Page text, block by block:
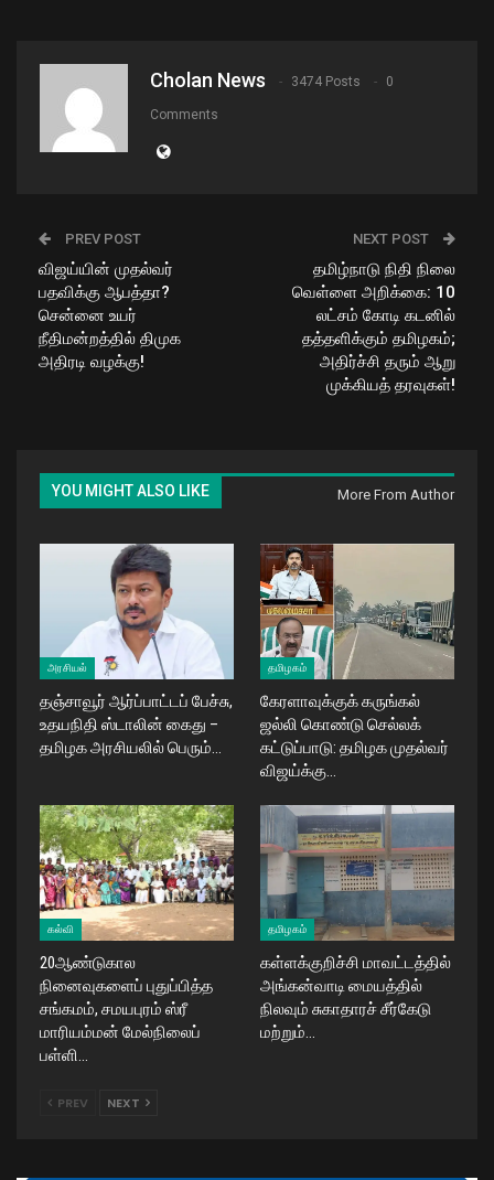
Cholan News 3474 Posts 0
Comments
PREV POST
விஜய்யின் முதல்வர்
பதவிக்கு ஆபத்தா?
சென்னை உயர்
நீதிமன்றத்தில் திமுக
அதிரடி வழக்கு!
NEXT POST
தமிழ்நாடு நிதி நிலை
வெள்ளை அறிக்கை: 10
லட்சம் கோடி கடனில்
தத்தளிக்கும் தமிழகம்;
அதிர்ச்சி தரும் ஆறு
முக்கியத் தரவுகள்!
YOU MIGHT ALSO LIKE More From Author
அரசியல்
தஞ்சாவூர் ஆர்ப்பாட்டப் பேச்சு,
உதயநிதி ஸ்டாலின் கைது –
தமிழக அரசியலில் பெரும்…
தமிழகம்
கேரளாவுக்குக் கருங்கல்
ஜல்லி கொண்டு செல்லக்
கட்டுப்பாடு: தமிழக முதல்வர்
விஜய்க்கு…
கல்வி
20ஆண்டுகால
நினைவுகளைப் புதுப்பித்த
சங்கமம், சமயபுரம் ஸ்ரீ
மாரியம்மன் மேல்நிலைப்
பள்ளி…
தமிழகம்
கள்ளக்குறிச்சி மாவட்டத்தில்
அங்கன்வாடி மையத்தில்
நிலவும் சுகாதாரச் சீர்கேடு
மற்றும்…
PREV NEXT